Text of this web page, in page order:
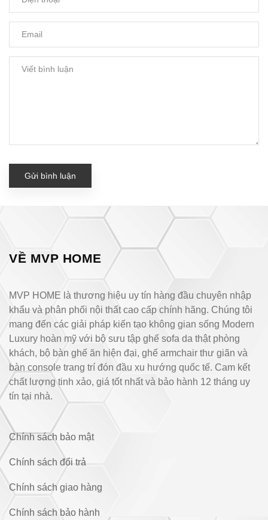
Gửi bình luận
VỀ MVP HOME
MVP HOME là thương hiệu uy tín hàng đầu chuyên nhập
khẩu và phân phối nội thất cao cấp chính hãng. Chúng tôi
mang đến các giải pháp kiến tạo không gian sống Modern
Luxury hoàn mỹ với bộ sưu tập ghế sofa da thật phòng
khách, bộ bàn ghế ăn hiện đại, ghế armchair thư giãn và
bàn console trang trí đón đầu xu hướng quốc tế. Cam kết
chất lượng tinh xảo, giá tốt nhất và bảo hành 12 tháng uy
tín tại nhà.
Chính sách bảo mật
Chính sách đổi trả
Chính sách giao hàng
Chính sách bảo hành